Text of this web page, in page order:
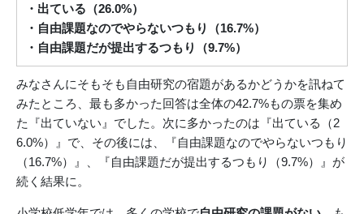
・出ている（26.0%）
・自由課題なのでやらないつもり（16.7%）
・自由課題だが提出するつもり（9.7%）
みなさんにそもそも自由研究の宿題があるかどうかを訊ねて
みたところ、最も多かった回答は全体の42.7%もの票を集め
た『出ていない』でした。次に多かったのは『出ている（2
6.0%）』で、その後には、『自由課題なのでやらないつもり
（16.7%）』、『自由課題だが提出するつもり（9.7%）』が
続く結果に。